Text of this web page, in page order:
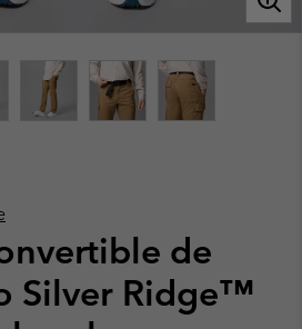
de
Silver Ridge™